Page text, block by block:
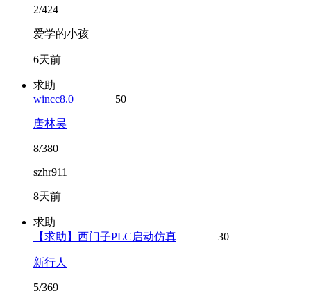
2/424
爱学的小孩
6天前
求助
wincc8.0
50
唐林昊
8/380
szhr911
8天前
求助
【求助】西门子PLC启动仿真
30
新行人
5/369